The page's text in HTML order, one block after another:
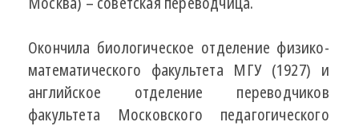
Окончила биологическое отделение физико-
математического факультета МГУ (1927) и
английское отделение переводчиков
факультета Московского педагогического